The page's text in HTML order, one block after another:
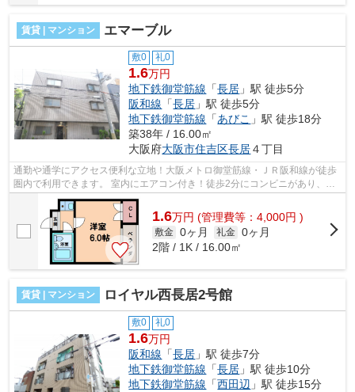
賃貸 | マンション エマーブル
敷0 礼0
1.6万円
地下鉄御堂筋線 「長居 」駅 徒歩5分
阪和線 「長居 」駅 徒歩5分
地下鉄御堂筋線 「あびこ 」駅 徒歩18分
築38年 / 16.00㎡
大阪府大阪市住吉区長居４丁目
通勤や通学にアクセス便利な立地！大阪メトロ御堂筋線・ＪＲ阪和線が徒歩
圏内で利用できます。 室内にエアコン付き！徒歩2分にコンビニがあり、初
1.6万円 (管理費等：4,000円 )
敷金 0ヶ月 礼金 0ヶ月
2階 / 1K / 16.00㎡
賃貸 | マンション ロイヤル西長居2号館
敷0 礼0
1.6万円
阪和線 「長居 」駅 徒歩7分
地下鉄御堂筋線 「長居 」駅 徒歩10分
地下鉄御堂筋線 「西田辺 」駅 徒歩15分